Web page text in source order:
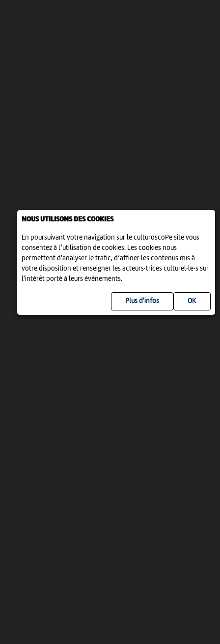
NOUS UTILISONS DES COOKIES
En poursuivant votre navigation sur le culturoscoPe site vous
consentez à l’utilisation de cookies. Les cookies nous
permettent d'analyser le trafic, d’affiner les contenus mis à
votre disposition et renseigner les acteurs·trices culturel·le·s sur
l'intérêt porté à leurs événements.
Plus d'infos